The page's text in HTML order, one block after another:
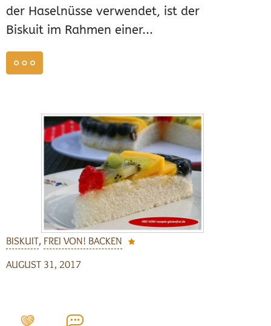
der Haselnüsse verwendet, ist der
Biskuit im Rahmen einer...
BISKUIT, FREI VON! BACKEN
AUGUST 31, 2017